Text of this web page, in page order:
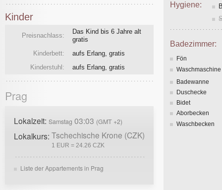
Hygiene:
Badezimmer:
Fön
Waschmaschine
Badewanne
Duschecke
Bidet
Aborbecken
Waschbecken
Kinder
Preisnachlass:
Das Kind bis 6 Jahre alt
gratis
Kinderbett:
aufs Erlang, gratis
Kinderstuhl:
aufs Erlang, gratis
Prag
Lokalzeit: Samstag 03:03 (GMT +2)
Lokalkurs: Tschechische Krone (CZK)
1 EUR = 24.26 CZK
Liste der Appartements in Prag